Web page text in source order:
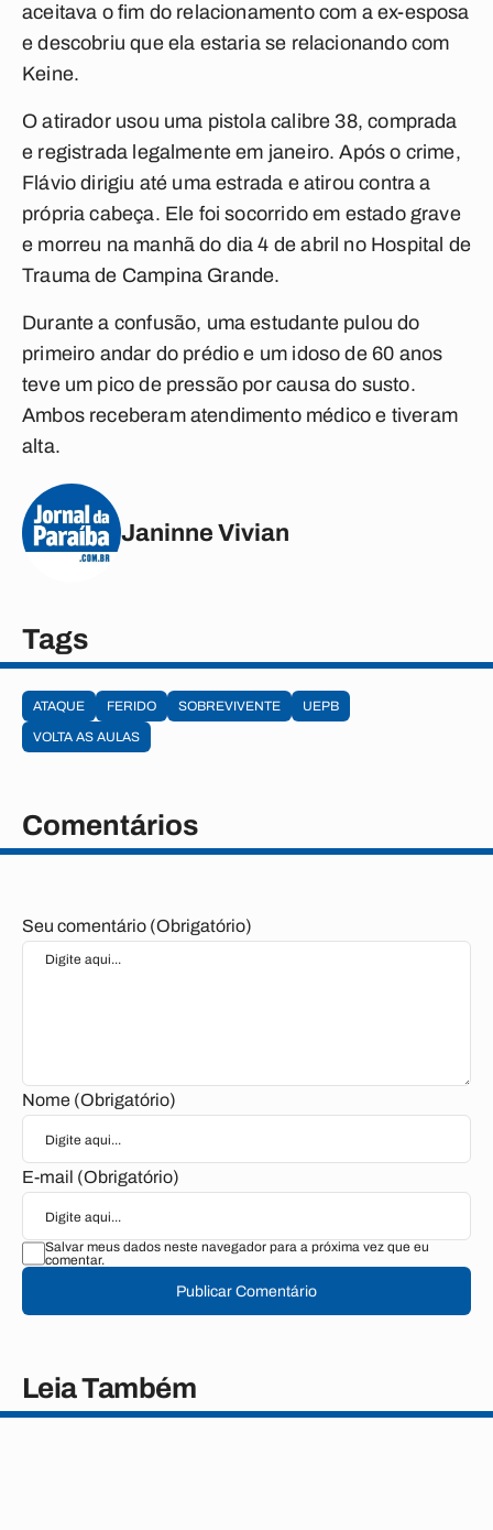
aceitava o fim do relacionamento com a ex-esposa
e descobriu que ela estaria se relacionando com
Keine.
O atirador usou uma pistola calibre 38, comprada
e registrada legalmente em janeiro. Após o crime,
Flávio dirigiu até uma estrada e atirou contra a
própria cabeça. Ele foi socorrido em estado grave
e morreu na manhã do dia 4 de abril no Hospital de
Trauma de Campina Grande.
Durante a confusão, uma estudante pulou do
primeiro andar do prédio e um idoso de 60 anos
teve um pico de pressão por causa do susto.
Ambos receberam atendimento médico e tiveram
alta.
Janinne Vivian
Tags
ATAQUE FERIDO SOBREVIVENTE
UEPB
VOLTA AS AULAS
Comentários
Seu comentário (Obrigatório)
Nome (Obrigatório)
E-mail (Obrigatório)
Salvar meus dados neste navegador para a próxima vez que eu
comentar.
Publicar Comentário
Leia Também